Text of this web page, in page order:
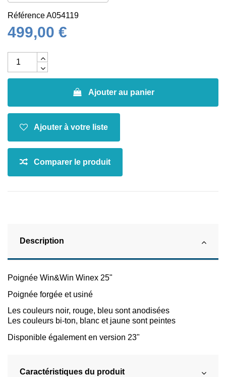
RéférenceA054119
499,00 €
Ajouter au panier
Description
Poignée Win&Win Winex 25"
Poignée forgée et usiné
Les couleurs noir, rouge, bleu sont anodisées
Les couleurs bi-ton, blanc et jaune sont peintes
Disponible également en version 23"
Caractéristiques du produit